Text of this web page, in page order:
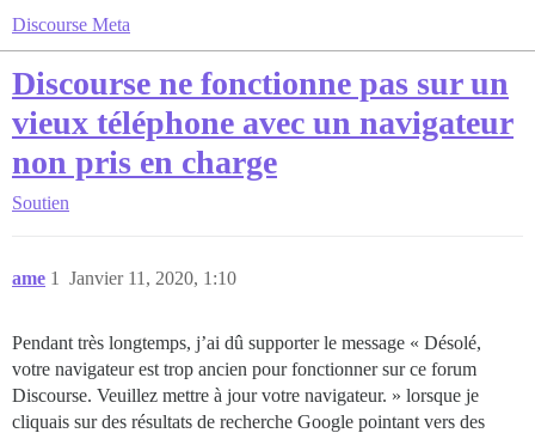
Discourse Meta
Discourse ne fonctionne pas sur un
vieux téléphone avec un navigateur
non pris en charge
Soutien
ame Janvier 11, 2020, 1:10
1
Pendant très longtemps, j’ai dû supporter le message « Désolé,
votre navigateur est trop ancien pour fonctionner sur ce forum
Discourse. Veuillez mettre à jour votre navigateur. » lorsque je
cliquais sur des résultats de recherche Google pointant vers des